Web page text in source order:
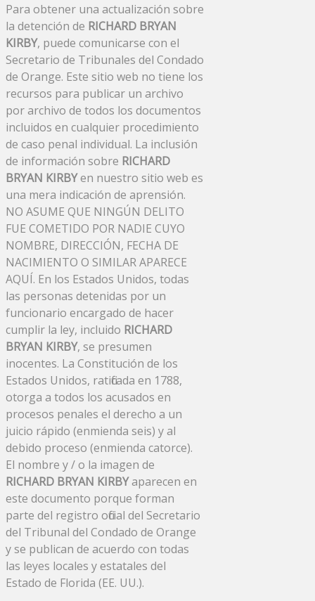
Para obtener una actualización sobre
la detención de RICHARD BRYAN
KIRBY, puede comunicarse con el
Secretario de Tribunales del Condado
de Orange. Este sitio web no tiene los
recursos para publicar un archivo
por archivo de todos los documentos
incluidos en cualquier procedimiento
de caso penal individual. La inclusión
de información sobre RICHARD
BRYAN KIRBYen nuestro sitio web es
una mera indicación de aprensión.
NO ASUME QUE NINGÚN DELITO
FUE COMETIDO POR NADIE CUYO
NOMBRE, DIRECCIÓN, FECHA DE
NACIMIENTO O SIMILAR APARECE
AQUÍ. En los Estados Unidos, todas
las personas detenidas por un
funcionario encargado de hacer
cumplir la ley, incluido RICHARD
BRYAN KIRBY, se presumen
inocentes. La Constitución de los
Estados Unidos, ratificada en 1788,
otorga a todos los acusados ​​en
procesos penales el derecho a un
juicio rápido (enmienda seis) y al
debido proceso (enmienda catorce).
El nombre y / o la imagen de
RICHARD BRYAN KIRBYaparecen en
este documento porque forman
parte del registro oficial del Secretario
del Tribunal del Condado de Orange
y se publican de acuerdo con todas
las leyes locales y estatales del
Estado de Florida (EE. UU.).